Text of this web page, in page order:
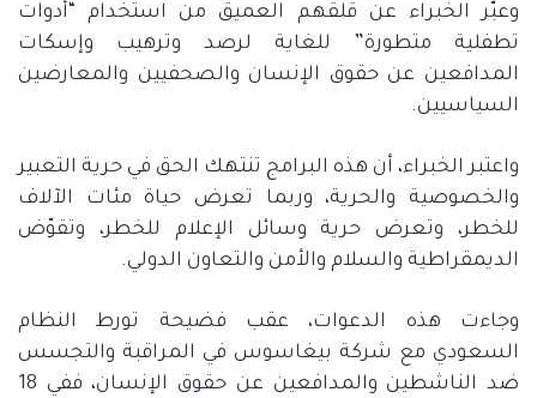
وعبّر الخبراء عن قلقهم العميق من استخدام “أدوات
تطفلية متطورة” للغاية لرصد وترهيب وإسكات
المدافعين عن حقوق الإنسان والصحفيين والمعارضين
السياسيين.
واعتبر الخبراء، أن هذه البرامج تنتهك الحق في حرية التعبير
والخصوصية والحرية، وربما تعرض حياة مئات الآلاف
للخطر، وتعرض حرية وسائل الإعلام للخطر، وتقوّض
الديمقراطية والسلام والأمن والتعاون الدولي.
وجاءت هذه الدعوات، عقب فضيحة تورط النظام
السعودي مع شركة بيغاسوس في المراقبة والتجسس
ضد الناشطين والمدافعين عن حقوق الإنسان، ففي 18